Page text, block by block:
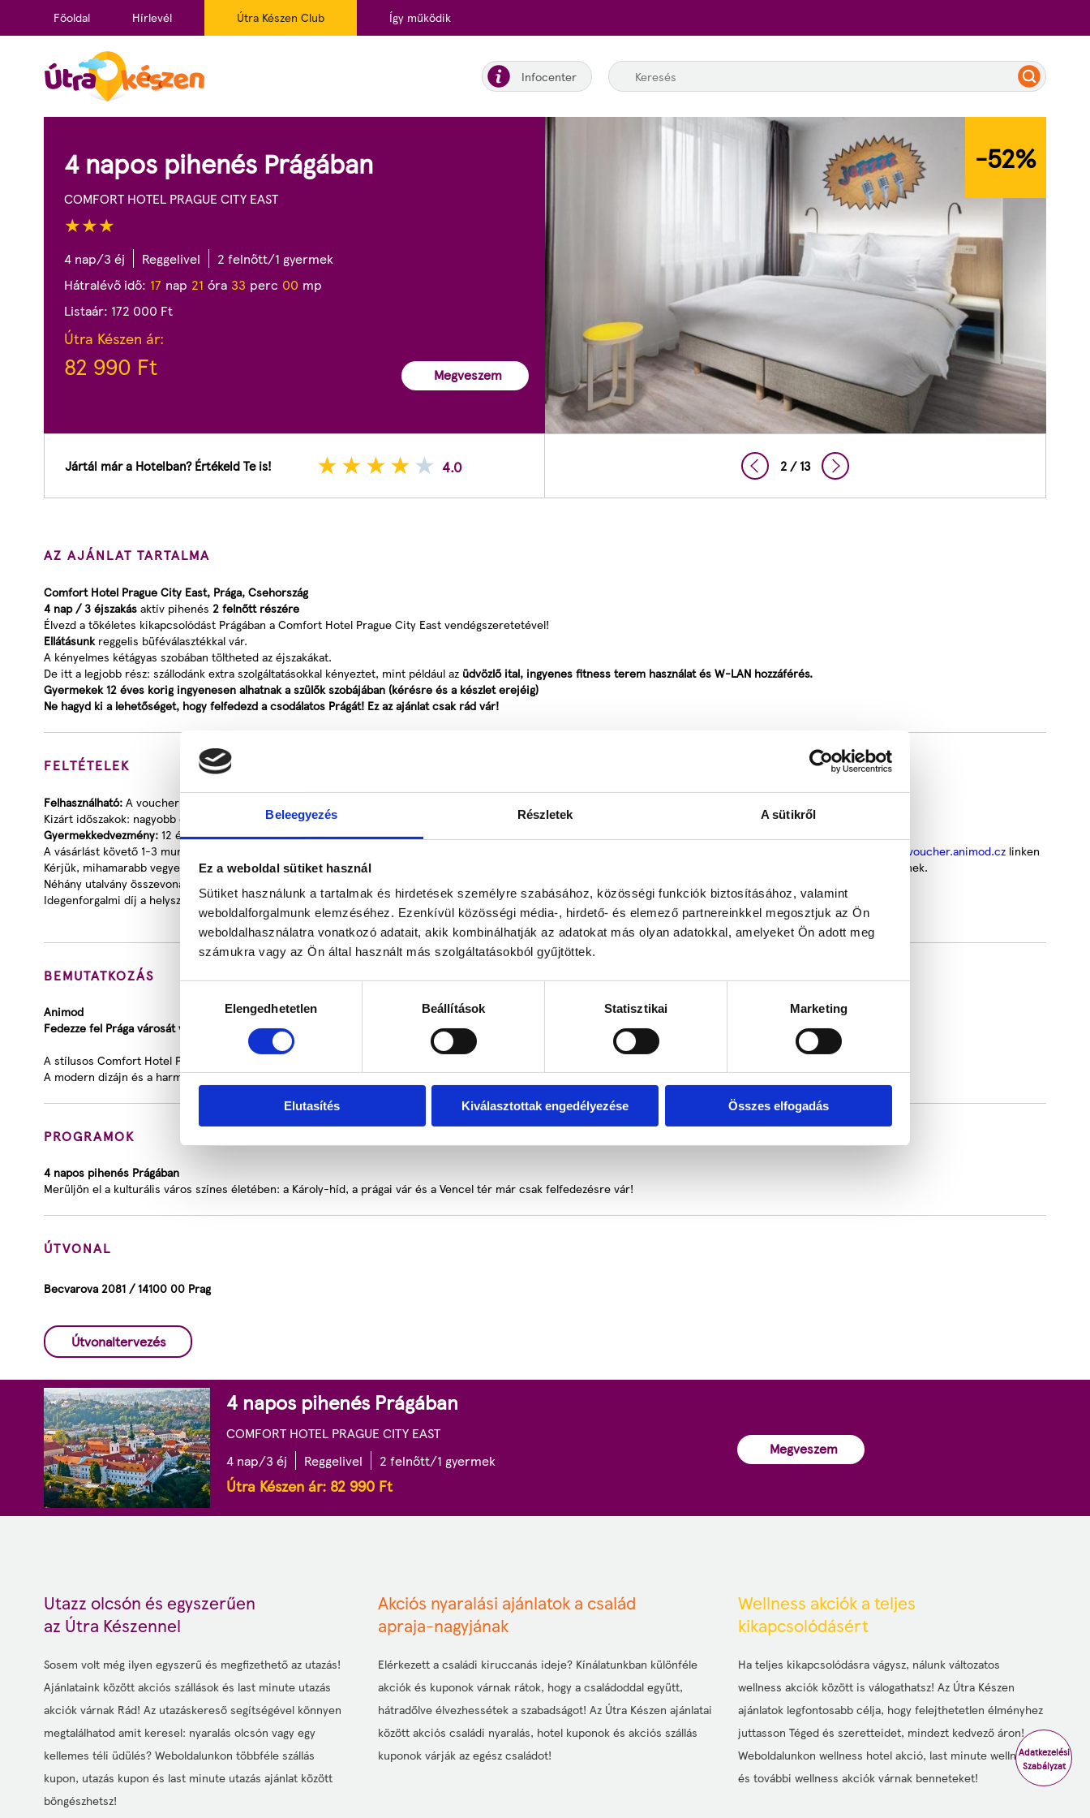
Beleegyezés Részletek A sütikről
Ez a weboldal sütiket használ
Sütiket használunk a tartalmak és hirdetések személyre szabásához, közösségi funkciók biztosításához, valamint
weboldalforgalmunk elemzéséhez. Ezenkívül közösségi média-, hirdető- és elemező partnereinkkel megosztjuk az Ön
weboldalhasználatra vonatkozó adatait, akik kombinálhatják az adatokat más olyan adatokkal, amelyeket Ön adott meg
számukra vagy az Ön által használt más szolgáltatásokból gyűjtöttek.
kiválasztásaElengedhetetlen Beállítások Statisztikai Marketing
Elutasítés Kiválasztottak engedélyezése Összes elfogadás
Főoldal Hírlevél Útra Készen Club Így működik
Infocenter
4 napos pihenés Prágában
COMFORT HOTEL PRAGUE CITY EAST
4 nap/3 éj Reggelivel
2 felnőtt/1 gyermek
Hátralévő idő: 17 nap 21 óra 33 perc 00 mp
Listaár: 172 000 Ft
Útra Készen ár:
82 990 Ft Megveszem
Jártál már a Hotelban? Értékeld Te is! 4.0 2 / 13
-52%
AZ AJÁNLAT TARTALMA
Comfort Hotel Prague City East, Prága, Csehország
4 nap / 3 éjszakás aktív pihenés 2 felnőtt részére
Élvezd a tökéletes kikapcsolódást Prágában a Comfort Hotel Prague City East vendégszeretetével!
Ellátásunkreggelis büféválasztékkal vár.
A kényelmes kétágyas szobában töltheted az éjszakákat.
De itt a legjobb rész: szállodánk extra szolgáltatásokkal kényeztet, mint például az üdvözlő ital, ingyenes fitness terem használat és W-LAN hozzáférés.
Gyermekek 12 éves korig ingyenesen alhatnak a szülők szobájában (kérésre és a készlet erejéig)
Ne hagyd ki a lehetőséget, hogy felfedezd a csodálatos Prágát! Ez az ajánlat csak rád vár!
FELTÉTELEK
Felhasználható: A voucher kiállításától számított
Kizárt időszakok: nagyobb események idején
Gyermekkedvezmény: 12 éves korig a szállás díjtalan, szülőkkel egy szobában, a szállással előzetesen egyeztetve, szabad kapacitás függvényében
A vásárlást követő 1-3 munkanapon belül rendszerünk egy automatikus emailen keresztül egyGA kezdetű voucher kódot küld, ezzel lehetséges majd a foglalás a
https://voucher.animod.cz linken
Kérjük, mihamarabb vegye fel a szállással a kapcsolatot, mert a voucher szabad helyek függvényében használható fel. A kinyomtatott vouchert szükséges átadni a Hotelnek.
Néhány utalvány összevonása lehetséges, a Hotellel történt előzetes egyeztetést követően! A foglalásokat a voucherekkel külön meg kell tenni
Idegenforgalmi díj a helyszínen fizetendő
BEMUTATKOZÁS
Animod
Fedezze fel Prága városát verhetetlen áron!
A stílusos Comfort Hotel Prague City East közvetlenül a Solidarita buszmegálló mellett található, ahonnan villámgyorsan közvetlenül elérhető a városközpont.
A modern dizájn és a harmonikus színséma a jó közérzetet biztosító menedékké teszi a szállodát.
PROGRAMOK
4 napos pihenés Prágában
Merüljön el a kulturális város színes életében: a Károly-híd, a prágai vár és a Vencel tér már csak felfedezésre vár!
ÚTVONAL
Becvarova 2081 / 14100 00 Prag
Útvonaltervezés
4 napos pihenés Prágában
COMFORT HOTEL PRAGUE CITY EAST
4 nap/3 éj
Reggelivel 2 felnőtt/1 gyermek
Útra Készen ár: 82 990 Ft
Megveszem
Adatkezelési
Szabályzat
Utazz olcsón és egyszerűen
az Útra Készennel
Sosem volt még ilyen egyszerű és megfizethető az utazás!
Ajánlataink között akciós szállások és last minute utazás
akciók várnak Rád! Az utazáskereső segítségével könnyen
megtalálhatod amit keresel: nyaralás olcsón vagy egy
kellemes téli üdülés? Weboldalunkon többféle szállás
kupon, utazás kupon és last minute utazás ajánlat között
böngészhetsz!
Akciós nyaralási ajánlatok a család
apraja-nagyjának
Elérkezett a családi kiruccanás ideje? Kínálatunkban különféle
akciók és kuponok várnak rátok, hogy a családoddal együtt,
hátradőlve élvezhessétek a szabadságot! Az Útra Készen ajánlatai
között akciós családi nyaralás, hotel kuponok és akciós szállás
kuponok várják az egész családot!
Wellness akciók a teljes
kikapcsolódásért
Ha teljes kikapcsolódásra vágysz, nálunk változatos
wellness akciók között is válogathatsz! Az Útra Készen
ajánlatok legfontosabb célja, hogy felejthetetlen élményhez
juttasson Téged és szeretteidet, mindezt kedvező áron!
Weboldalunkon wellness hotel akció, last minute wellness
és további wellness akciók várnak benneteket!